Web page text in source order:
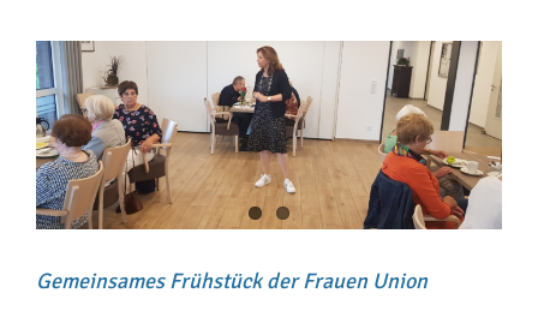
Gemeinsames Frühstück der Frauen Union